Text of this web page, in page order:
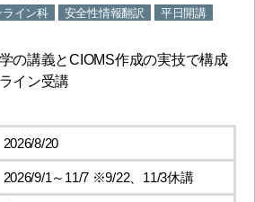
ライン科 安全性情報翻訳
平日開講
の講義とCIOMS作成の実技で構成
イン受講
2026/8/20
2026/9/1～11/7 ※9/22、11/3休講